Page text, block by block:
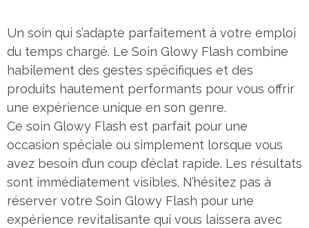
Un soin qui s’adapte parfaitement à votre emploi
du temps chargé. Le Soin Glowy Flash combine
habilement des gestes spécifiques et des
produits hautement performants pour vous offrir
une expérience unique en son genre.
Ce soin Glowy Flash est parfait pour une
occasion spéciale ou simplement lorsque vous
avez besoin d’un coup d’éclat rapide. Les résultats
sont immédiatement visibles. N’hésitez pas à
réserver votre Soin Glowy Flash pour une
expérience revitalisante qui vous laissera avec